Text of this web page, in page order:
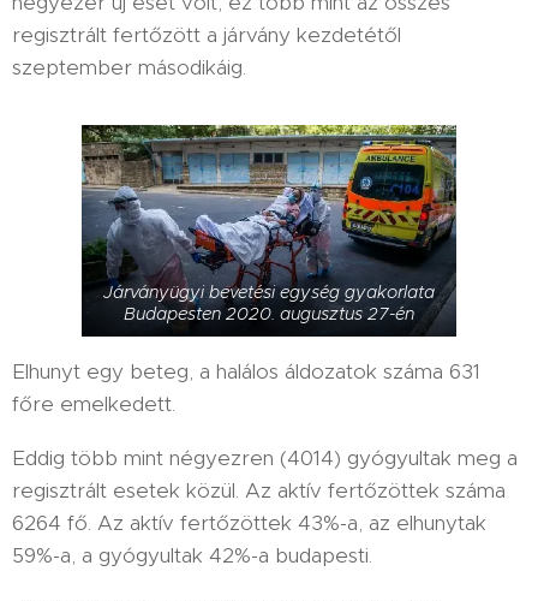
regisztrált fertőzött a járvány kezdetétől
szeptember másodikáig.
Járványügyi bevetési egység gyakorlata
Budapesten 2020. augusztus 27-én
Elhunyt egy beteg, a halálos áldozatok száma 631
főre emelkedett.
Eddig több mint négyezren (4014) gyógyultak meg a
regisztrált esetek közül. Az aktív fertőzöttek száma
6264 fő. Az aktív fertőzöttek 43%-a, az elhunytak
59%-a, a gyógyultak 42%-a budapesti.